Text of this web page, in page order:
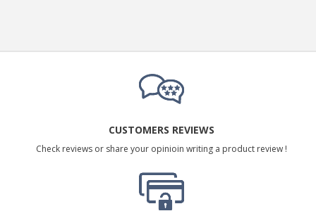
CUSTOMERS REVIEWS
Check reviews or share your opinioin writing a product review !